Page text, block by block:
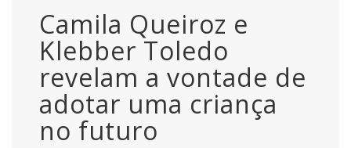
Camila Queiroz e
Klebber Toledo
revelam a vontade de
adotar uma criança
no futuro